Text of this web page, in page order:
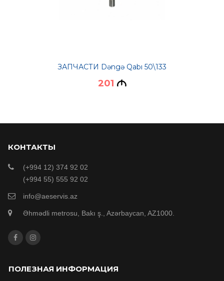
ЗАПЧАСТИ Dəngə Qabı 50\133
201 M
КОНТАКТЫ
(+994 12) 374 92 02
(+994 55) 555 92 02
info@aeservis.az
Əhmədli metrosu, Bakı ş., Azərbaycan, AZ1000.
ПОЛЕЗНАЯ ИНФОРМАЦИЯ